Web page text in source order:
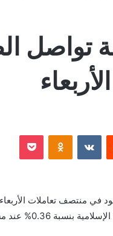
تواصل
Odnoklassniki
بوكيت